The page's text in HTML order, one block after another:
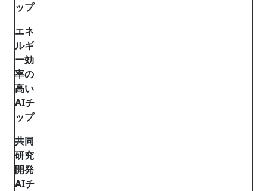
ップ
エネ
ルギ
ー効
率の
高い
AIチ
ップ
共同
研究
開発
AIチ